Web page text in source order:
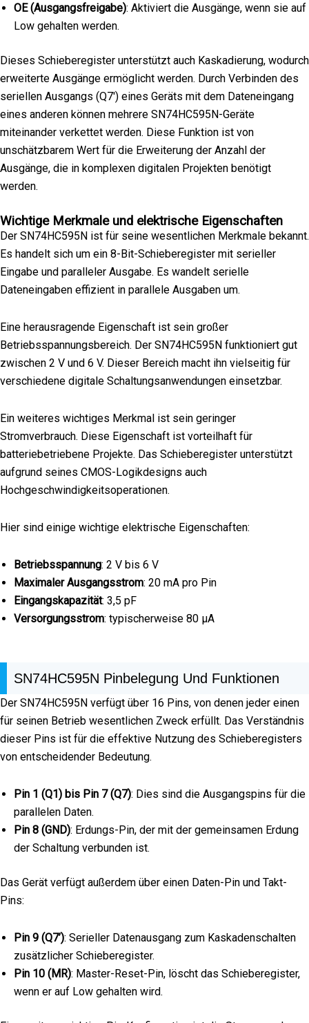
OE (Ausgangsfreigabe): Aktiviert die Ausgänge, wenn sie auf
Low gehalten werden.
Dieses Schieberegister unterstützt auch Kaskadierung, wodurch
erweiterte Ausgänge ermöglicht werden. Durch Verbinden des
seriellen Ausgangs (Q7') eines Geräts mit dem Dateneingang
eines anderen können mehrere SN74HC595N-Geräte
miteinander verkettet werden. Diese Funktion ist von
unschätzbarem Wert für die Erweiterung der Anzahl der
Ausgänge, die in komplexen digitalen Projekten benötigt
werden.
Wichtige Merkmale und elektrische Eigenschaften
Der SN74HC595N ist für seine wesentlichen Merkmale bekannt.
Es handelt sich um ein 8-Bit-Schieberegister mit serieller
Eingabe und paralleler Ausgabe. Es wandelt serielle
Dateneingaben effizient in parallele Ausgaben um.
Eine herausragende Eigenschaft ist sein großer
Betriebsspannungsbereich. Der SN74HC595N funktioniert gut
zwischen 2 V und 6 V. Dieser Bereich macht ihn vielseitig für
verschiedene digitale Schaltungsanwendungen einsetzbar.
Ein weiteres wichtiges Merkmal ist sein geringer
Stromverbrauch. Diese Eigenschaft ist vorteilhaft für
batteriebetriebene Projekte. Das Schieberegister unterstützt
aufgrund seines CMOS-Logikdesigns auch
Hochgeschwindigkeitsoperationen.
Hier sind einige wichtige elektrische Eigenschaften:
Betriebsspannung: 2 V bis 6 V
Maximaler Ausgangsstrom: 20 mA pro Pin
Eingangskapazität: 3,5 pF
Versorgungsstrom: typischerweise 80 μA
SN74HC595N Pinbelegung Und Funktionen
Der SN74HC595N verfügt über 16 Pins, von denen jeder einen
für seinen Betrieb wesentlichen Zweck erfüllt. Das Verständnis
dieser Pins ist für die effektive Nutzung des Schieberegisters
von entscheidender Bedeutung.
Pin 1 (Q1) bis Pin 7 (Q7): Dies sind die Ausgangspins für die
parallelen Daten.
Pin 8 (GND): Erdungs-Pin, der mit der gemeinsamen Erdung
der Schaltung verbunden ist.
Das Gerät verfügt außerdem über einen Daten-Pin und Takt-
Pins:
Pin 9 (Q7’): Serieller Datenausgang zum Kaskadenschalten
zusätzlicher Schieberegister.
Pin 10 (MR): Master-Reset-Pin, löscht das Schieberegister,
wenn er auf Low gehalten wird.